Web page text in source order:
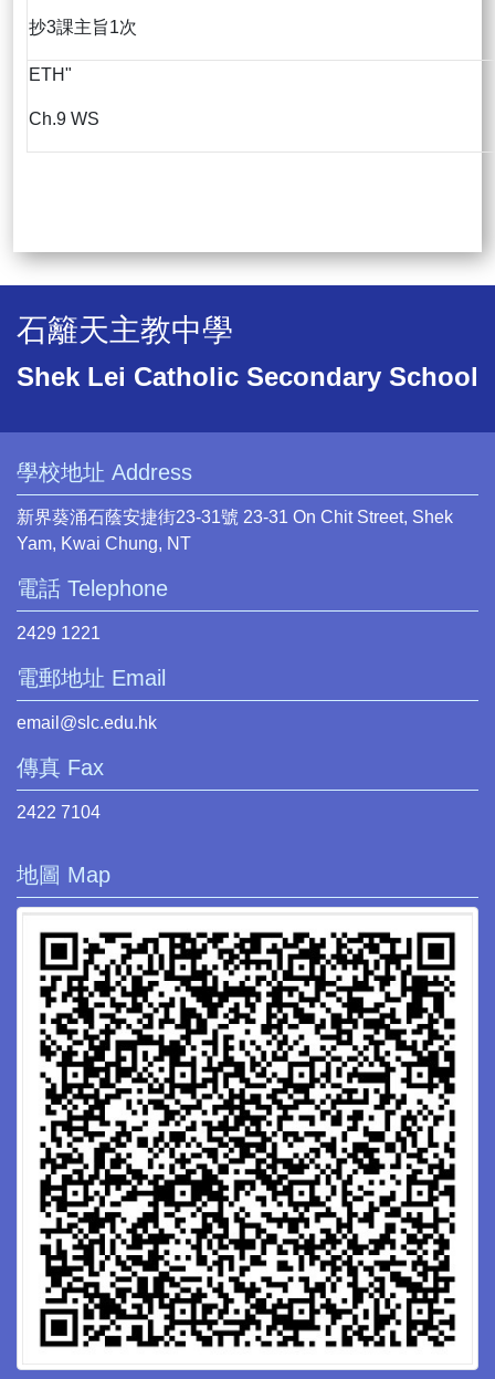
抄3課主旨1次
ETH"
Ch.9 WS
石籬天主教中學
Shek Lei Catholic Secondary School
學校地址 Address
新界葵涌石蔭安捷街23-31號 23-31 On Chit Street, Shek
Yam, Kwai Chung, NT
電話 Telephone
2429 1221
電郵地址 Email
email@slc.edu.hk
傳真 Fax
2422 7104
地圖 Map